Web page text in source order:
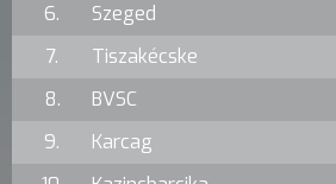
6.
Szeged
7.
Tiszakécske
8.
BVSC
9.
Karcag